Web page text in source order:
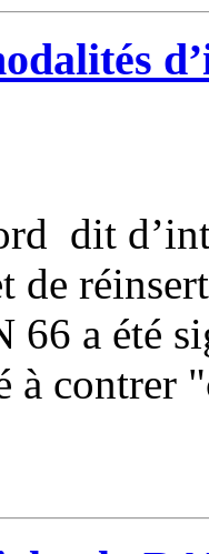
dit
de
66 a été
à contrer